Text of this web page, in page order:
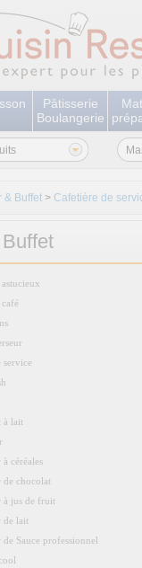
Pâtisserie
Boulangerie
& Buffet > Cafetière de
astucieux
service
à lait
céréales
de chocolat
à jus de fruit
de lait
Sauce professionnel